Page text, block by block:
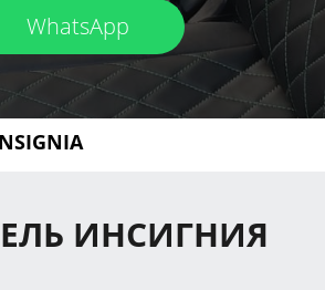
WhatsApp
ИНСИГНИЯ